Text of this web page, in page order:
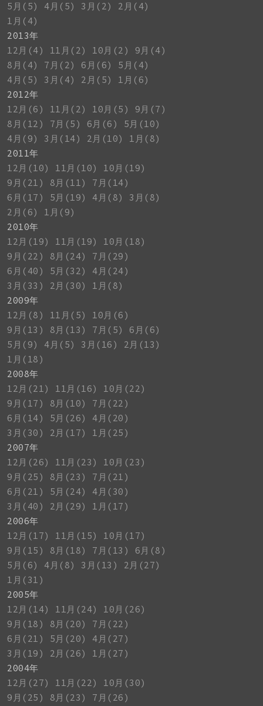
5月(5)
4月(5) 3月(2)
2月(4)
1月(4)
2013年
12月(4)
11月(2) 10月(2)
9月(4)
8月(4)
7月(2) 6月(6)
5月(4)
4月(5)
3月(4) 2月(5)
1月(6)
2012年
12月(6)
11月(2) 10月(5)
9月(7)
8月(12)
7月(5) 6月(6)
5月(10)
4月(9)
3月(14) 2月(10)
1月(8)
2011年
12月(10)
11月(10)
10月(19)
9月(21)
8月(11)
7月(14)
6月(17)
5月(19) 4月(8)
3月(8)
2月(6)
1月(9)
2010年
12月(19)
11月(19)
10月(18)
9月(22)
8月(24)
7月(29)
6月(40)
5月(32)
4月(24)
3月(33)
2月(30)
1月(8)
2009年
12月(8)
11月(5)
10月(6)
9月(13)
8月(13) 7月(5)
6月(6)
5月(9)
4月(5) 3月(16)
2月(13)
1月(18)
2008年
12月(21)
11月(16)
10月(22)
9月(17)
8月(10)
7月(22)
6月(14)
5月(26)
4月(20)
3月(30)
2月(17)
1月(25)
2007年
12月(26)
11月(23)
10月(23)
9月(25)
8月(23)
7月(21)
6月(21)
5月(24)
4月(30)
3月(40)
2月(29)
1月(17)
2006年
12月(17)
11月(15)
10月(17)
9月(15)
8月(18) 7月(13)
6月(8)
5月(6)
4月(8) 3月(13)
2月(27)
1月(31)
2005年
12月(14)
11月(24)
10月(26)
9月(18)
8月(20)
7月(22)
6月(21)
5月(20)
4月(27)
3月(19)
2月(26)
1月(27)
2004年
12月(27)
11月(22)
10月(30)
9月(25)
8月(23) 7月(26)